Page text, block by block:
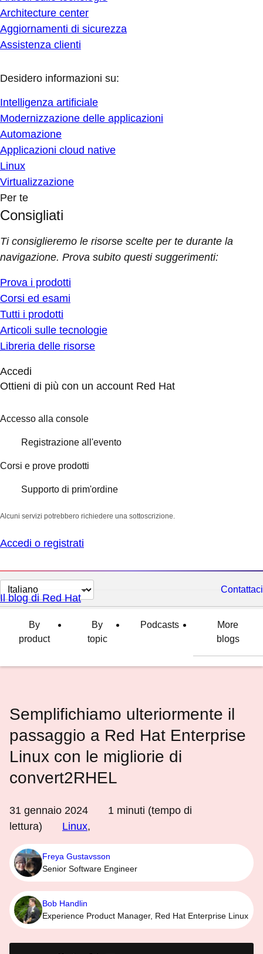
Architecture center
Aggiornamenti di sicurezza
Assistenza clienti
Desidero informazioni su:
Intelligenza artificiale
Modernizzazione delle applicazioni
Automazione
Applicazioni cloud native
Linux
Virtualizzazione
Per te
Consigliati
Ti consiglieremo le risorse scelte per te durante la
navigazione. Prova subito questi suggerimenti:
Prova i prodotti
Corsi ed esami
Tutti i prodotti
Articoli sulle tecnologie
Libreria delle risorse
Accedi
Ottieni di più con un account Red Hat
Accesso alla console
Registrazione all'evento
Corsi e prove prodotti
Supporto di prim'ordine
Alcuni servizi potrebbero richiedere una sottoscrizione.
Accedi o registrati
Cambia
lingua
Contattaci
Il blog di Red Hat
By
product
By
topic
Podcasts
More
blogs
Semplifichiamo ulteriormente il
passaggio a Red Hat Enterprise
Linux con le migliorie di
convert2RHEL
31 gennaio 2024 1 minuti (tempo di
lettura)
Linux,
Freya Gustavsson
Senior Software Engineer
Bob Handlin
Experience Product Manager, Red Hat Enterprise Linux